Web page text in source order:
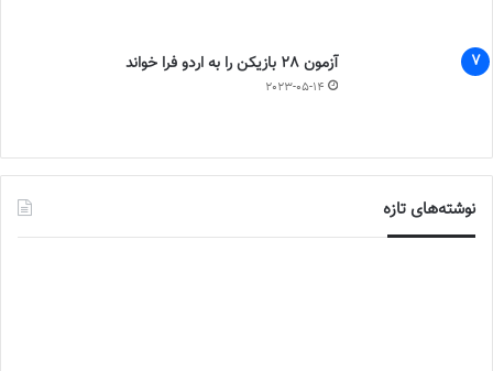
آزمون 28 بازیکن را به اردو فرا خواند
2023-05-14
نوشته‌های تازه